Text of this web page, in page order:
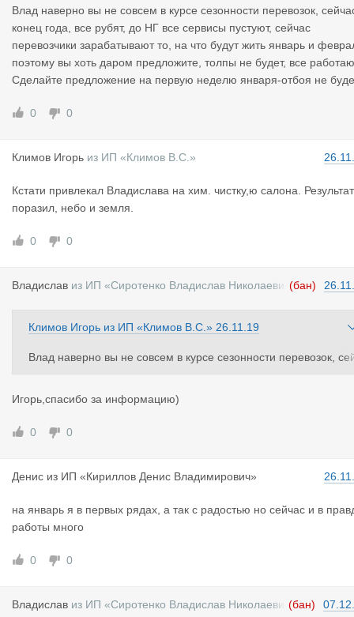
Влад наверно вы не совсем в курсе сезонности перевозок,
конец года, все рубят, до НГ все сервисы пустуют, сейчас
перевозчики зарабатывают то, на что будут жить январь и
поэтому вы хоть даром предложите, толпы не будет, все
Сделайте предложение на первую неделю января-отбоя не
0 0
Климов Игорь из ИП «Климов В.С.»
Кстати привлекал Владислава на хим. чистку,ю салона. Результат
поразил, небо и земля.
0 0
Владислав из ИП «Сиротенко Владислав Николаеви (бан)
Климов Игорь из ИП «Климов В.С.» 26.11.19
Влад наверно вы не совсем в курсе сезонности перевозок,
аль, поэтому вы хоть даром предложите, толпы не будет, все
аботают. Сделайте предложение на первую неделю января-
Игорь,спасибо за информацию)
0 0
Денис из ИП «Кириллов Денис Владимирович»
на январь я в первых рядах, а так с радостью но сейчас и в
работы много
0 0
Владислав из ИП «Сиротенко Владислав Николаеви (бан)